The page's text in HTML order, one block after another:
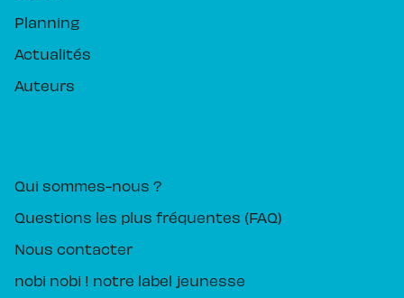
Planning
Actualités
Auteurs
Qui sommes-nous ?
Questions les plus fréquentes (FAQ)
Nous contacter
nobi nobi ! notre label jeunesse